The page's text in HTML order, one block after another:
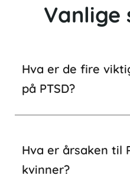
Vanlige
Hva er de fire
på PTSD?
Hva er årsaken til
kvinner?